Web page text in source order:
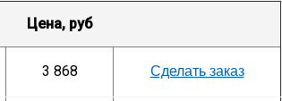
Цена, руб
3 868 Сделать заказ